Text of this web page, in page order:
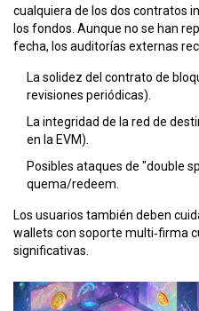
cualquiera de los dos contratos
los fondos. Aunque no se han
fecha, los auditorías externas
La solidez del contrato de
revisiones periódicas).
La integridad de la red de
en la EVM).
Posibles ataques de "double
quema/redeem.
Los usuarios también deben
wallets con soporte multi‑firma
significativas.